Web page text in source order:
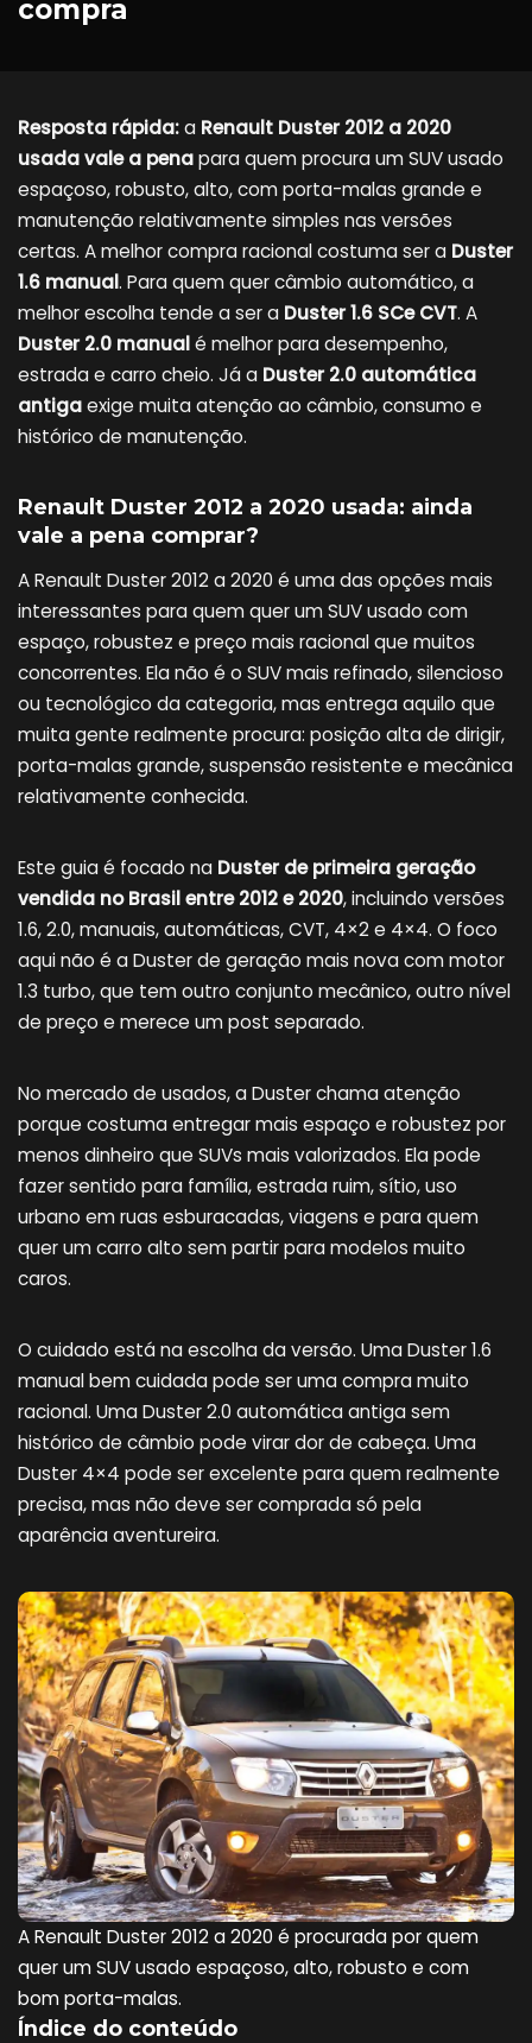
compra
Resposta rápida:a Renault Duster 2012 a 2020
usada vale a penapara quem procura um SUV usado
espaçoso, robusto, alto, com porta-malas grande e
manutenção relativamente simples nas versões
certas. A melhor compra racional costuma ser a Duster
1.6 manual. Para quem quer câmbio automático, a
melhor escolha tende a ser a Duster 1.6 SCe CVT. A
Duster 2.0 manualé melhor para desempenho,
estrada e carro cheio. Já a Duster 2.0 automática
antigaexige muita atenção ao câmbio, consumo e
histórico de manutenção.
Renault Duster 2012 a 2020 usada: ainda
vale a pena comprar?
A Renault Duster 2012 a 2020 é uma das opções mais
interessantes para quem quer um SUV usado com
espaço, robustez e preço mais racional que muitos
concorrentes. Ela não é o SUV mais refinado, silencioso
ou tecnológico da categoria, mas entrega aquilo que
muita gente realmente procura: posição alta de dirigir,
porta-malas grande, suspensão resistente e mecânica
relativamente conhecida.
Este guia é focado na Duster de primeira geração
vendida no Brasil entre 2012 e 2020, incluindo versões
1.6, 2.0, manuais, automáticas, CVT, 4×2 e 4×4. O foco
aqui não é a Duster de geração mais nova com motor
1.3 turbo, que tem outro conjunto mecânico, outro nível
de preço e merece um post separado.
No mercado de usados, a Duster chama atenção
porque costuma entregar mais espaço e robustez por
menos dinheiro que SUVs mais valorizados. Ela pode
fazer sentido para família, estrada ruim, sítio, uso
urbano em ruas esburacadas, viagens e para quem
quer um carro alto sem partir para modelos muito
caros.
O cuidado está na escolha da versão. Uma Duster 1.6
manual bem cuidada pode ser uma compra muito
racional. Uma Duster 2.0 automática antiga sem
histórico de câmbio pode virar dor de cabeça. Uma
Duster 4×4 pode ser excelente para quem realmente
precisa, mas não deve ser comprada só pela
aparência aventureira.
A Renault Duster 2012 a 2020 é procurada por quem
quer um SUV usado espaçoso, alto, robusto e com
bom porta-malas.
Índice do conteúdo